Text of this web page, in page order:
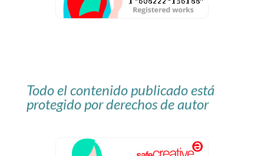
Todo el contenido publicado está
protegido por derechos de autor